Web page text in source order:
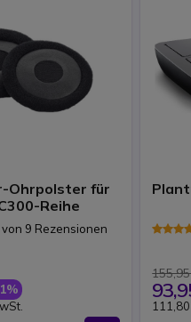
Ohrpolster für
Reihe
von 9 Rezensionen